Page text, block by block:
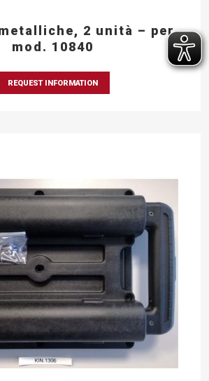
2 unità – per
mod. 10840
REQUEST INFORMATION